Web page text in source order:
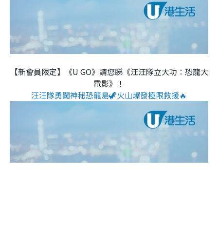
【新會員限定】《U GO》請您睇《汪汪隊立大功：恐龍大
電影》！
汪汪隊勇闖神秘恐龍島🦖火山爆發極限救援🔥